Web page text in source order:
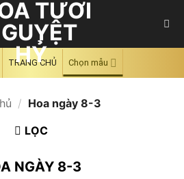
TRANG CHỦ Chọn mẫu
/ Hoa ngày 8-3
LỌC
NGÀY 8-3